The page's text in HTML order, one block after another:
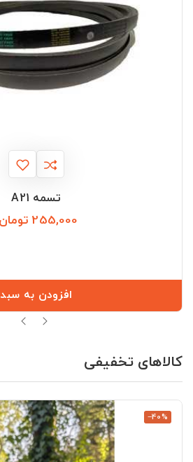
تسمه A21
255,000 تومان
افزودن به سبد
کالاهای تخفیفی
‎−40%